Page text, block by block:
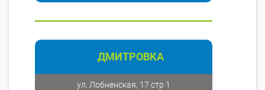
ДМИТРОВКА
ул. Лобненская, 17 стр 1